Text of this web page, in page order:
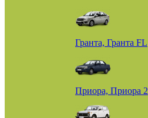
Гранта, Гранта FL
Приора, Приора 2